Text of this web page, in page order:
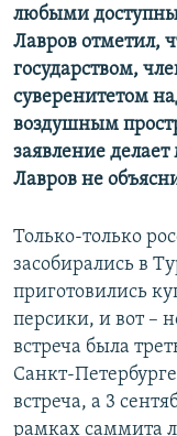
любыми
Лавров отметил,
государством,
суверенитетом
воздушным
заявление делает
Лавров не
Только-только
засобирались в
приготовились
персики, и вот –
встреча была
Санкт-
встреча, а 3
рамках саммита